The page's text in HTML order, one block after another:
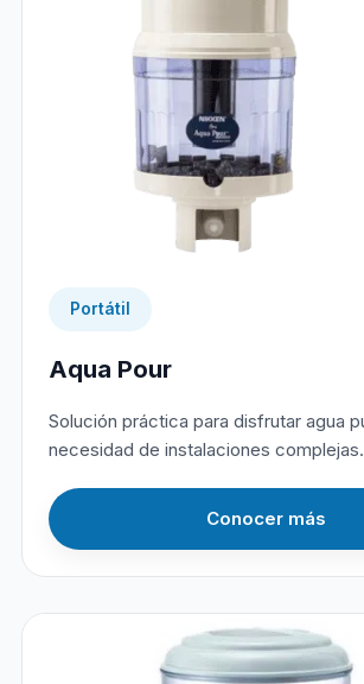
Portátil
Aqua Pour
Solución práctica para disfrutar agua
necesidad de instalaciones complejas.
Conocer más